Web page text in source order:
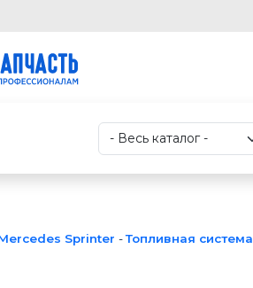
Sprinter -Топливная система